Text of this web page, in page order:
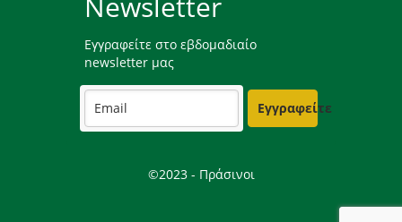
Εγγραφείτε στο εβδομαδιαίο
newsletter μας
Εγγραφείτε
©2023 - Πράσινοι